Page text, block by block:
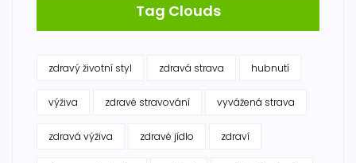
Tag Clouds
zdravý životní styl zdravá strava hubnutí
výživa zdravé stravování vyvážená strava
zdravá výživa zdravé jídlo zdraví